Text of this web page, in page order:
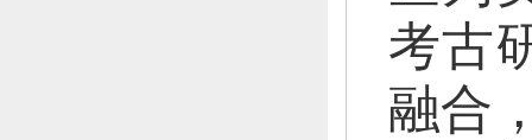
考古
融合